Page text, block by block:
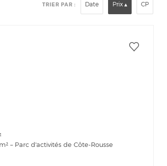
TRIER PAR : Date Prix CP
– Parc d'activités de Côte-Rousse